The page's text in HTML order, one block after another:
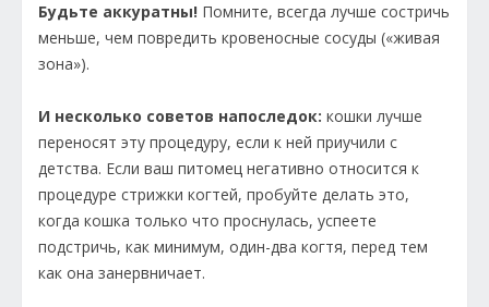
Будьте аккуратны! Помните, всегда лучше состричь
меньше, чем повредить кровеносные сосуды («живая
зона»).
И несколько советов напоследок: кошки лучше
переносят эту процедуру, если к ней приучили с
детства. Если ваш питомец негативно относится к
процедуре стрижки когтей, пробуйте делать это,
когда кошка только что проснулась, успеете
подстричь, как минимум, один-два когтя, перед тем
как она занервничает.